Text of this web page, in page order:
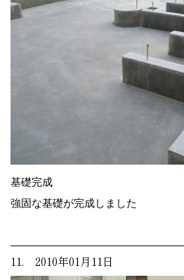
基礎完成
強固な基礎が完成しました
11. 2010年01月11日